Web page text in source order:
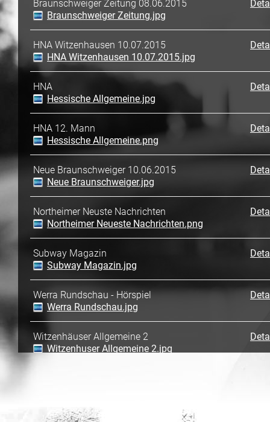
Braunschweiger Zeitung 08.06.2015
Braunschweiger Zeitung.jpg
HNA Witzenhausen 10.07.2015
HNA Witzenhausen 10.07.2015.jpg
HNA
Hessische Allgemeine.jpg
HNA 12. Mann
Hessische Allgemeine.png
Neue Braunschweiger 10.06.2015
Neue Braunschweiger.jpg
Northeimer Neuste Nachrichten
Northeimer Neueste Nachrichten.png
Subway Magazin
Subway Magazin.jpg
Werra Rundschau - Hörspiel
Werra Rundschau.jpg
Witzenhäuser Allgemeine 2
Witzenhuser Allgemeine 2.jpg